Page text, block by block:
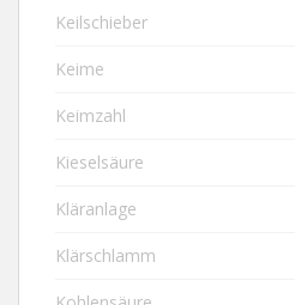
Keilschieber
Keime
Keimzahl
Kieselsäure
Kläranlage
Klärschlamm